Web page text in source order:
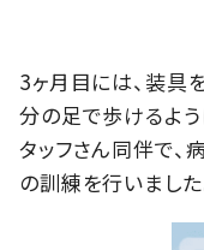
3ヶ月目には、装具
分の足で歩けるよ
タッフさん同伴で
の訓練を行いました